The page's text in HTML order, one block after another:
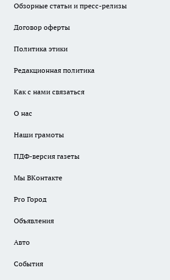
Обзорные статьи и пресс-релизы
Договор оферты
Политика этики
Редакционная политика
Как с нами связаться
О нас
Наши грамоты
ПДФ-версия газеты
Мы ВКонтакте
Pro Город
Объявления
Авто
События